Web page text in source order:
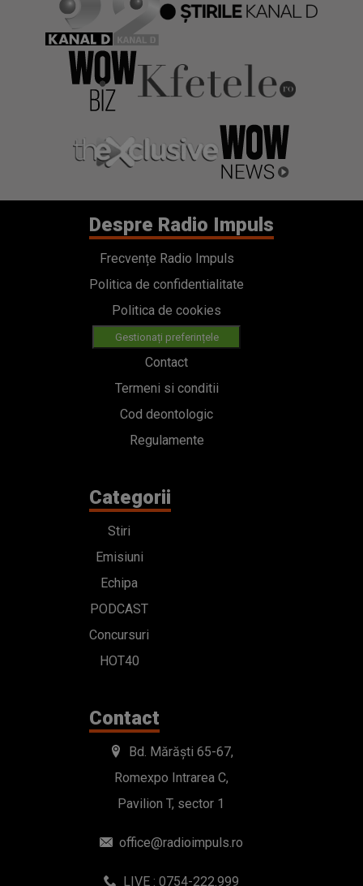
Despre Radio Impuls
Frecvențe Radio Impuls
Politica de confidentialitate
Politica de cookies
Gestionați preferințele
Contact
Termeni si conditii
Cod deontologic
Regulamente
Categorii
Stiri
Emisiuni
Echipa
PODCAST
Concursuri
HOT40
Contact
Bd. Mărăști 65-67,
Romexpo Intrarea C,
Pavilion T, sector 1
office@radioimpuls.ro
LIVE : 0754-222.999